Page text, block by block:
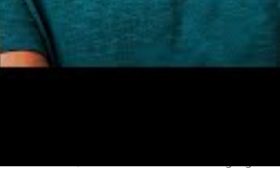
comparé à l’avion. Cette information souligne